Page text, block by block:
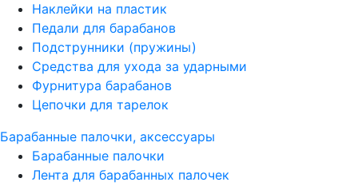
Наклейки на пластик
Педали для барабанов
Подструнники (пружины)
Средства для ухода за ударными
Фурнитура барабанов
Цепочки для тарелок
Барабанные палочки, аксессуары
Барабанные палочки
Лента для барабанных палочек